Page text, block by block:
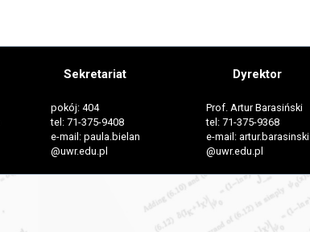
Sekretariat
pokój: 404
tel: 71-375-9408
e-mail: paula.bielan
@uwr.edu.pl
Dyrektor
Prof. Artur Barasiński
tel: 71-375-9368
e-mail: artur.barasinski
@uwr.edu.pl